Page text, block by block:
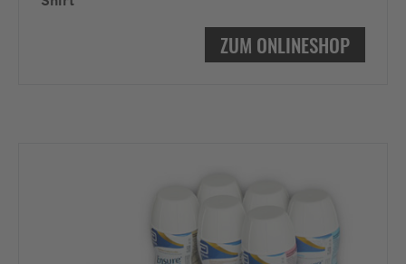
ZUM ONLINESHOP